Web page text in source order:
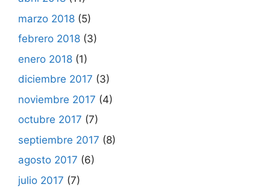
marzo 2018 (5)
febrero 2018 (3)
enero 2018 (1)
diciembre 2017 (3)
noviembre 2017 (4)
octubre 2017 (7)
septiembre 2017 (8)
agosto 2017 (6)
julio 2017 (7)